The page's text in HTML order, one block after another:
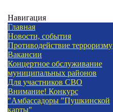
Навигация
Главная
Новости, события
Противодействие терроризму
Вакансии
Концертное обслуживание
муниципальных районов
Для участников СВО
Внимание! Конкурс
"Амбассадоры "Пушкинской
карты"